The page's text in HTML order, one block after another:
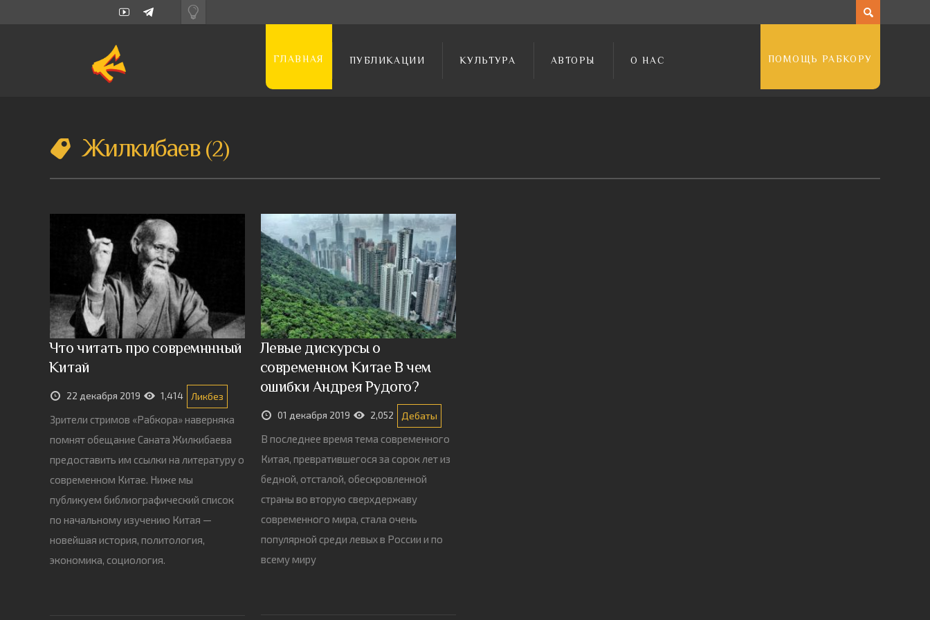
ГЛАВНАЯ ПУБЛИКАЦИИ КУЛЬТУРА АВТОРЫ О НАС ПОМОЩЬ РАБКОРУ
Жилкибаев 2
Что читать про совремннный
Китай
22 декабря 2019 1,414 Ликбез
Зрители стримов «Рабкора» наверняка
помнят обещание Саната Жилкибаева
предоставить им ссылки на литературу о
современном Китае. Ниже мы
публикуем библиографический список
по начальному изучению Китая —
новейшая история, политология,
экономика, социология.
Левые дискурсы о
современном Китае В чем
ошибки Андрея Рудого?
01 декабря 2019 2,052 Дебаты
В последнее время тема современного
Китая, превратившегося за сорок лет из
бедной, отсталой, обескровленной
страны во вторую сверхдержаву
современного мира, стала очень
популярной среди левых в России и по
всему миру